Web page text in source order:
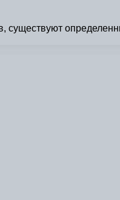
существуют